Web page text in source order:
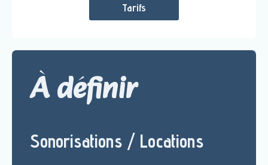
Tarifs
À définir
Sonorisations / Locations